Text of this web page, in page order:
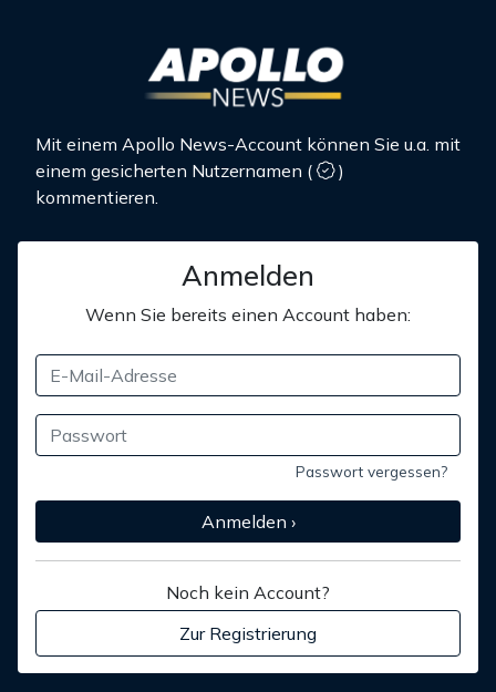
Mit einem Apollo News-Account können Sie u.a. mit
einem gesicherten Nutzernamen (
)
kommentieren.
Anmelden
Wenn Sie bereits einen Account haben:
Passwort vergessen?
Anmelden ›
Noch kein Account?
Zur Registrierung